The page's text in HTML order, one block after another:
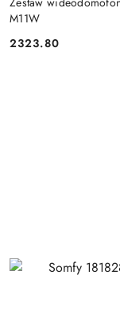
M11W
Cena:
2323.80